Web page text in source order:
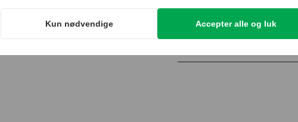
antal
Kun nødvendige Accepter alle og luk